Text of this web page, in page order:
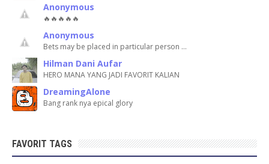
Anonymous
🔥🔥🔥🔥🔥
Anonymous
Bets may be placed in particular person …
Hilman Dani Aufar
HERO MANA YANG JADI FAVORIT KALIAN
DreamingAlone
Bang rank nya epical glory
FAVORIT TAGS